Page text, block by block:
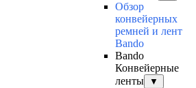
Обзор
конвейерных
ремней и лент
Bando
Bando
Конвейерные
ленты
▼